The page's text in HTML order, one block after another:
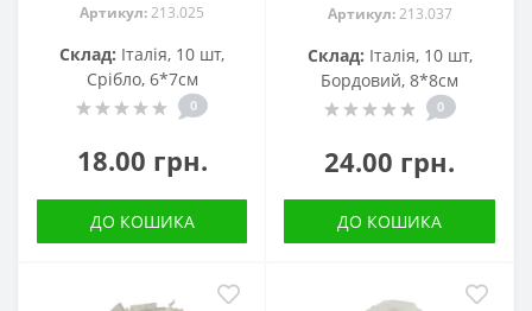
Артикул:213.025
Склад: Італія, 10 шт,
Срібло, 6*7см
0
18.00 грн.
ДО КОШИКА
Артикул:213.037
Склад: Італія, 10 шт,
Бордовий, 8*8см
0
24.00 грн.
ДО КОШИКА